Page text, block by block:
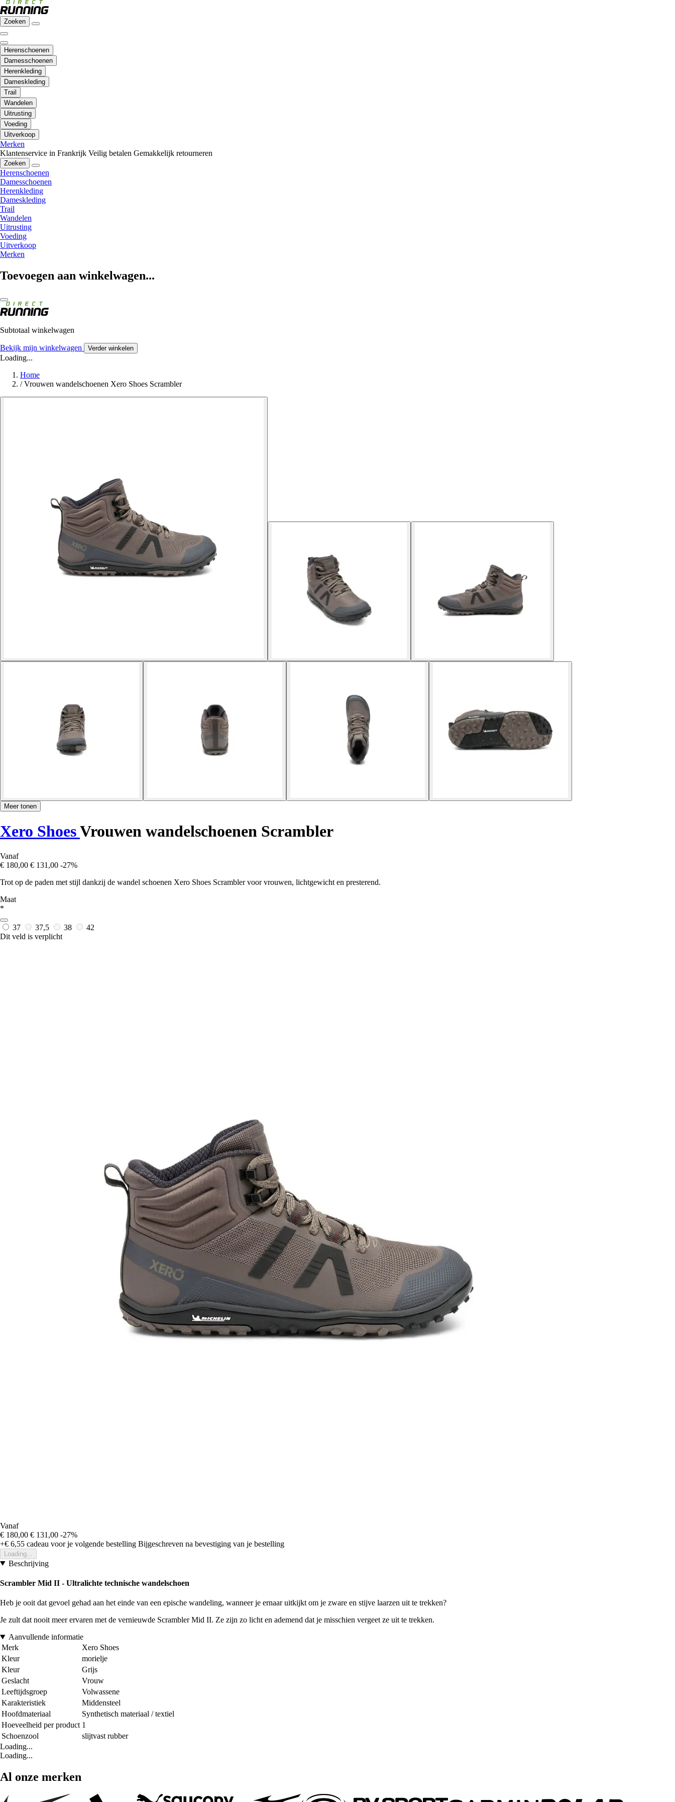
Zoeken
Herenschoenen
Damesschoenen
Herenkleding
Dameskleding
Trail
Wandelen
Uitrusting
Voeding
Uitverkoop
Merken
Klantenservice in Frankrijk Veilig betalen Gemakkelijk retourneren
Zoeken
Herenschoenen
Damesschoenen
Herenkleding
Dameskleding
Trail
Wandelen
Uitrusting
Voeding
Uitverkoop
Merken
Toevoegen aan winkelwagen...
Subtotaal winkelwagen
Bekijk mijn winkelwagen Verder winkelen
Loading...
Home
/ Vrouwen wandelschoenen Xero Shoes Scrambler
Meer tonen
Xero ShoesVrouwen wandelschoenen Scrambler
Vanaf
€ 180,00 € 131,00 -27%
Trot op de paden met stijl dankzij de wandel schoenen Xero Shoes Scrambler voor vrouwen, lichtgewicht en presterend.
Maat
*
37 37,5 38
42
Dit veld is verplicht
Vanaf
€ 180,00 € 131,00 -27%
+€ 6,55 cadeau voor je volgende bestelling Bijgeschreven na bevestiging van je bestelling
Loading...
Beschrijving
Scrambler Mid II - Ultralichte technische wandelschoen
Heb je ooit dat gevoel gehad aan het einde van een epische wandeling, wanneer je ernaar uitkijkt om je zware en stijve laarzen uit te trekken?
Je zult dat nooit meer ervaren met de vernieuwde Scrambler Mid II. Ze zijn zo licht en ademend dat je misschien vergeet ze uit te trekken.
Aanvullende informatie
Merk
Xero Shoes
Kleur
morielje
Kleur
Grijs
Geslacht
Vrouw
Leeftijdsgroep
Volwassene
Karakteristiek
Middensteel
Hoofdmateriaal
Synthetisch materiaal / textiel
Hoeveelheid per product 1
Schoenzool
slijtvast rubber
Loading...
Loading...
Al onze merken